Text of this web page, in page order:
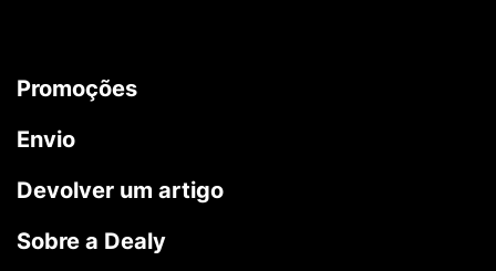
Promoções
Envio
Devolver um artigo
Sobre a Dealy